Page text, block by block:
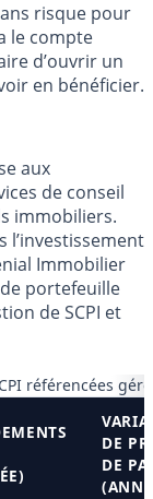
risque pour
le compte
d’ouvrir un
en bénéficier.
aux
de conseil
immobiliers.
l’investissement
Immobilier
portefeuille
de SCPI et
référencées
DE
DE